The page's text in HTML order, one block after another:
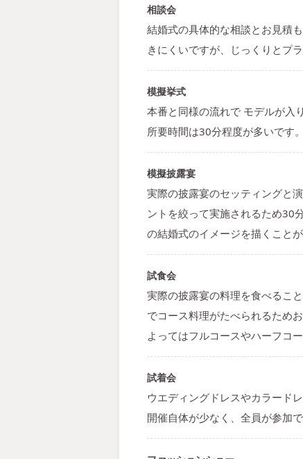
相談会
結婚式の具体的な相談とお見積
きにくいですが、じっくりとプ
模擬挙式
本番と同様の流れで モデルが入
所要時間は30分程度が多いです
模擬披露宴
実際の披露宴のセッティングと
ントを絞って実施されるため30
の結婚式のイメージを描くことが
試食会
実際の披露宴の料理を食べるこ
でコース料理がたべられるため
よってはフルコースやハーフコ
試着会
ウエディングドレスやカラード
開催自体が少なく、全員が参加